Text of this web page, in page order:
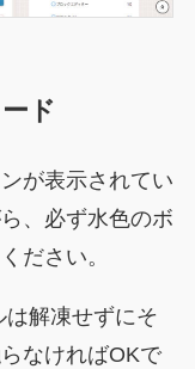
ド
が表示されてい
、必ず水色のボ
ださい。
解凍せずにそ
なければOKで